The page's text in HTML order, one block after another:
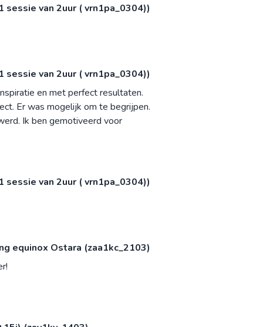
van 2uur ( vrn1pa_0304))
van 2uur ( vrn1pa_0304))
en met perfect resultaten.
Er was mogelijk om te begrijpen.
Ik ben gemotiveerd voor
van 2uur ( vrn1pa_0304))
equinox Ostara (zaa1kc_2103)